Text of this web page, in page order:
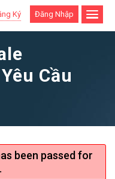
Ký Đăng Nhập
Cầu
been passed for